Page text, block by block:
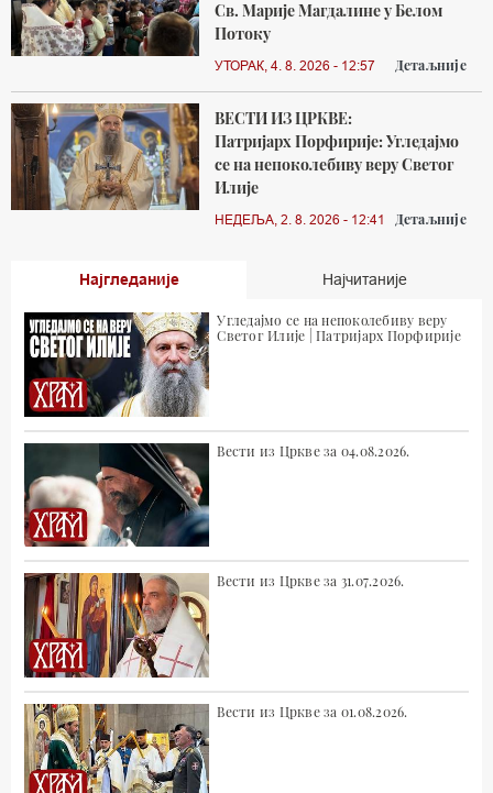
Св. Марије Магдалине у Белом
Потоку
УТОРАК, 4. 8. 2026 - 12:57 Детаљније
ВЕСТИ ИЗ ЦРКВЕ:
Патријарх Порфирије: Угледајмо
се на непоколебиву веру Светог
Илије
НЕДЕЉА, 2. 8. 2026 - 12:41 Детаљније
Најгледаније Најчитаније
Угледајмо се на непоколебиву веру
Светог Илије | Патријарх Порфирије
Вести из Цркве за 04.08.2026.
Вести из Цркве за 31.07.2026.
Вести из Цркве за 01.08.2026.